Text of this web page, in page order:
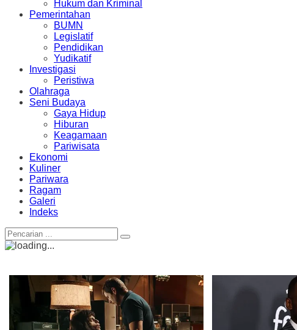
Hukum dan Kriminal
Pemerintahan
BUMN
Legislatif
Pendidikan
Yudikatif
Investigasi
Peristiwa
Olahraga
Seni Budaya
Gaya Hidup
Hiburan
Keagamaan
Pariwisata
Ekonomi
Kuliner
Pariwara
Ragam
Galeri
Indeks